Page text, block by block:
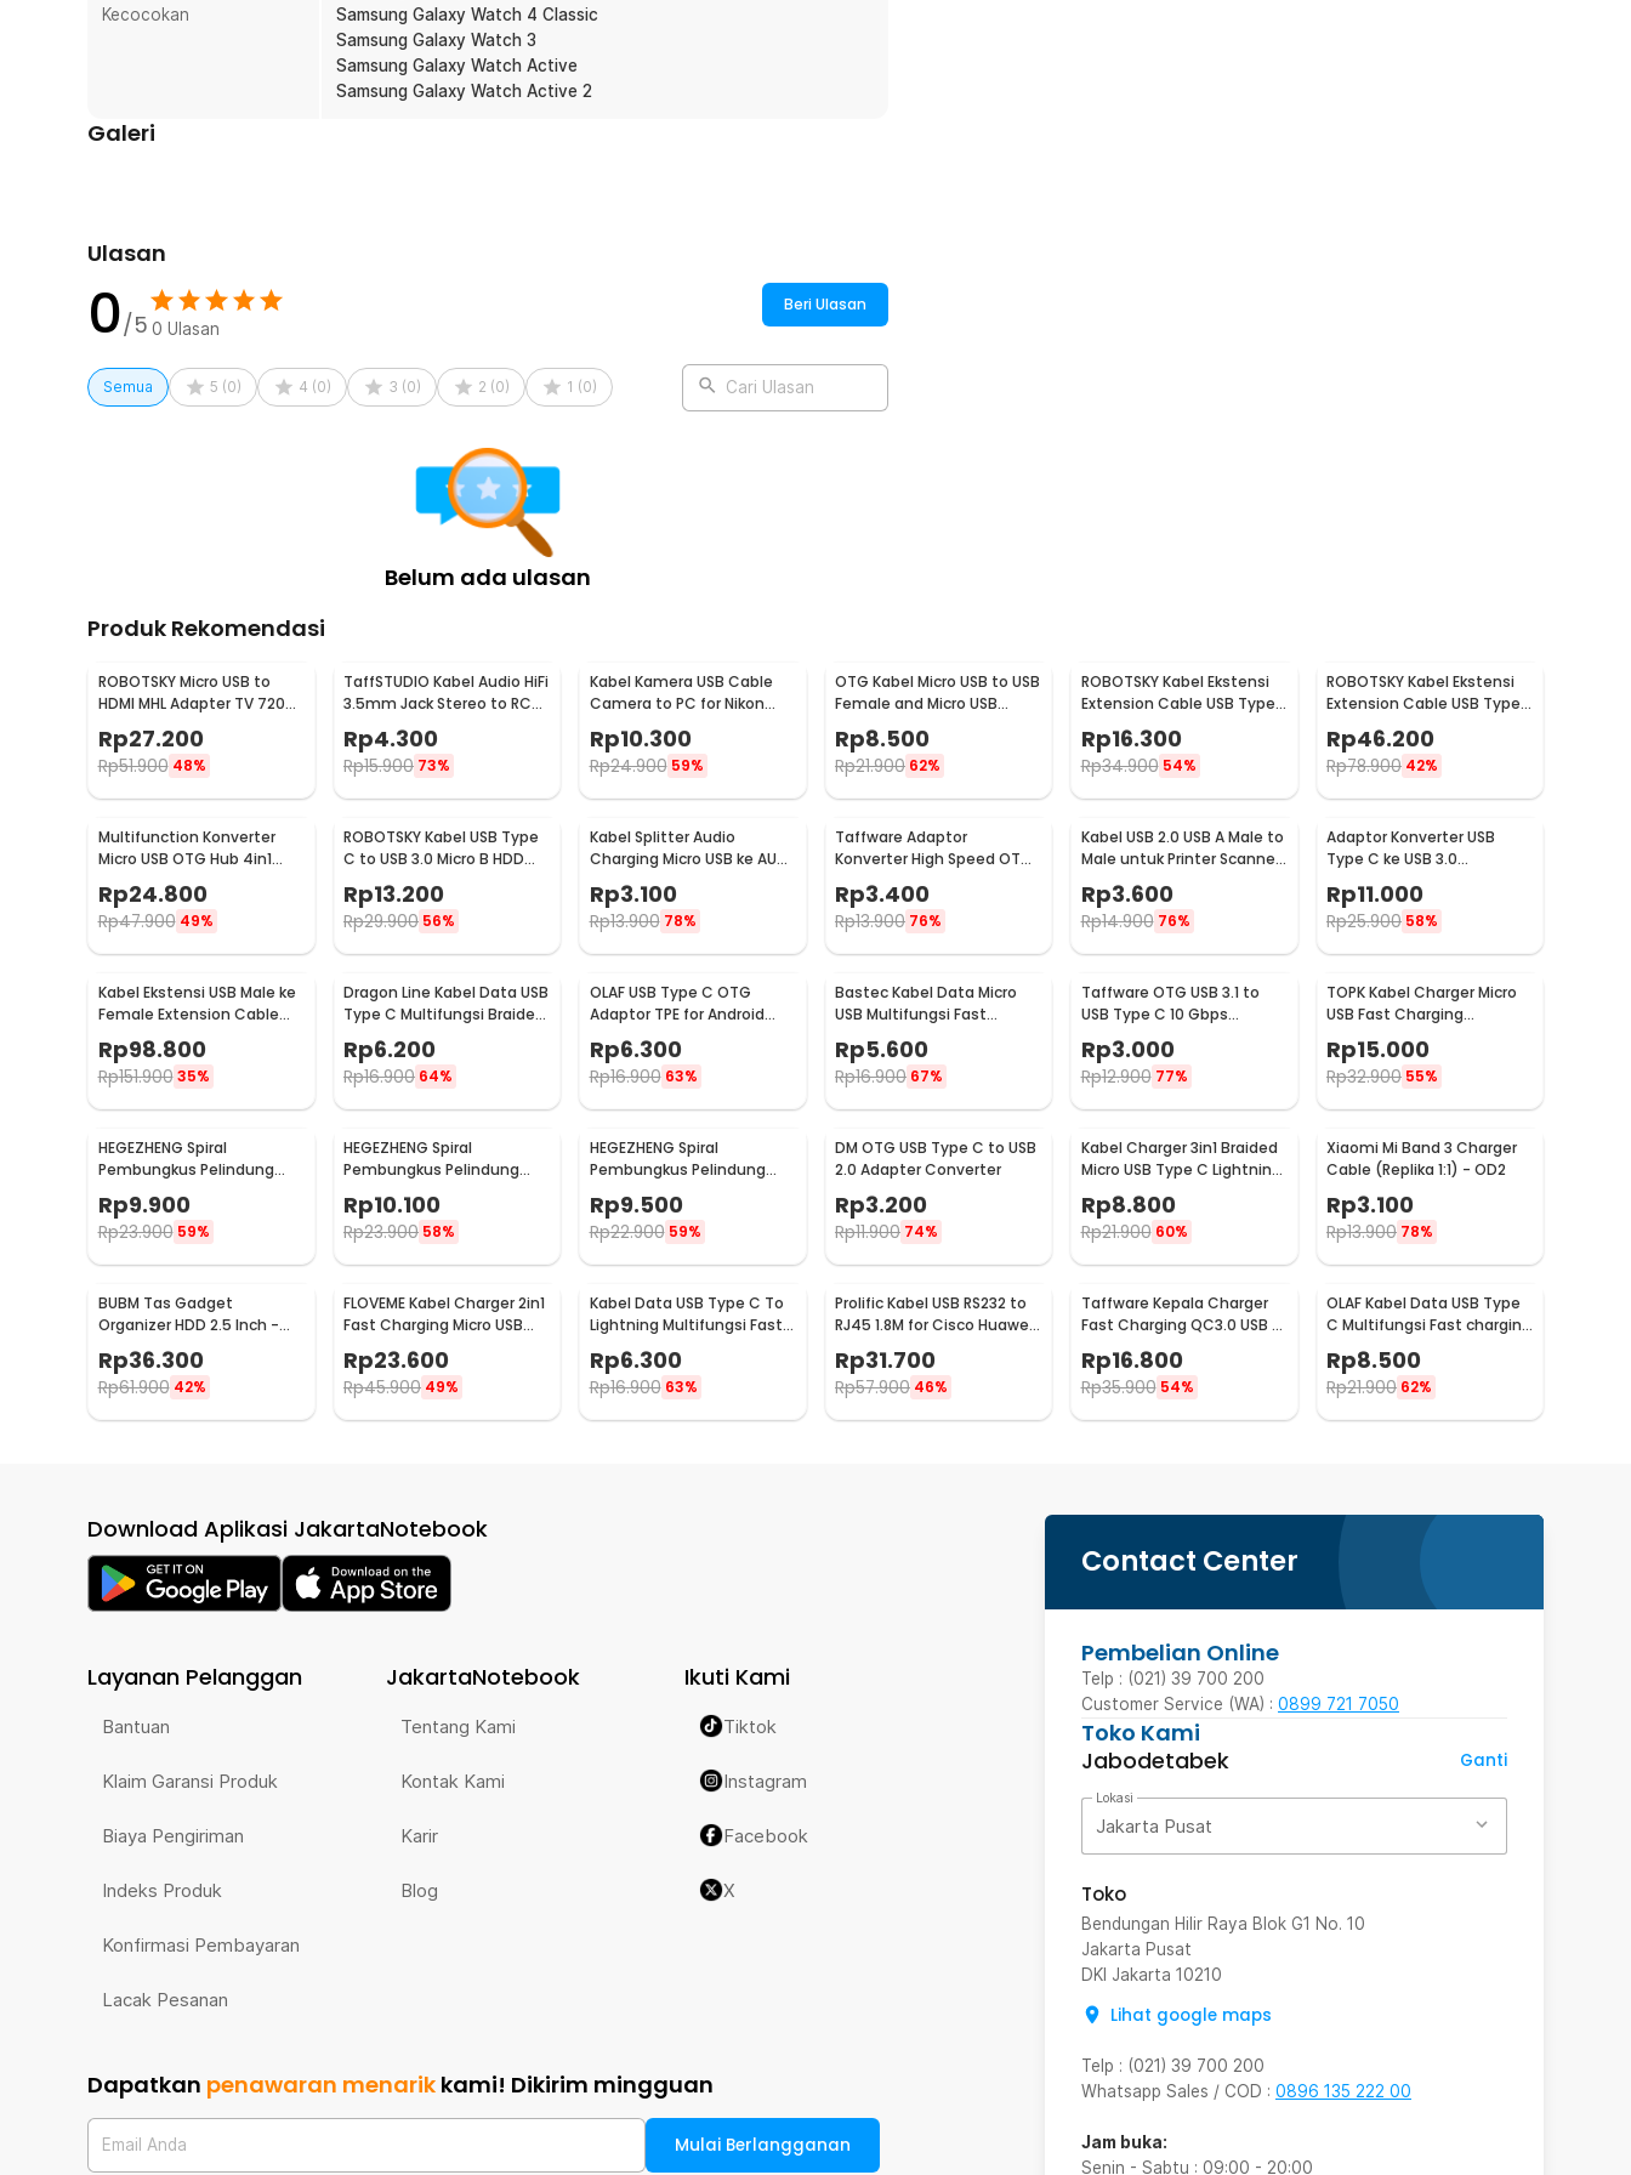
1 x SPENIX Charger Smartwatch Magnetic Wireless USB Samsung Galaxy Watch - YS7
Kecocokan
Samsung Galaxy Watch 4 Classic
Samsung Galaxy Watch 3
Samsung Galaxy Watch Active
Samsung Galaxy Watch Active 2
Galeri
Ulasan
0/5 0 Ulasan
Beri Ulasan
Semua 5 (0) 4 (0) 3 (0) 2 (0) 1 (0) Cari Ulasan
Belum ada ulasan
Produk Rekomendasi
ROBOTSKY Micro USB to
HDMI MHL Adapter TV 720p
Rp27.200
Rp51.900 48%
TaffSTUDIO Kabel Audio HiFi
3.5mm Jack Stereo to RCA
Male AUX TPE A 1M - S-PC-
521
Rp4.300
Rp15.900 73%
Kabel Kamera USB Cable
Camera to PC for Nikon
Coolpix 1.5 M - UC-E6
Rp10.300
Rp24.900 59%
OTG Kabel Micro USB to USB
Female and Micro USB
Female 18cm - A-UOY-02
Rp8.500
Rp21.900 62%
ROBOTSKY Kabel Ekstensi
Extension Cable USB Type
A 3.0 Male ke Female 1.5M -
A27
Rp16.300
Rp34.900 54%
ROBOTSKY Kabel Ekstensi
Extension Cable USB Type
A 3.0 Male ke Female 5M -
A27
Rp46.200
Rp78.900 42%
Multifunction Konverter
Micro USB OTG Hub 4in1
Data Cable & Charge 3 Port
- M3H4
Rp24.800
Rp47.900 49%
ROBOTSKY Kabel USB Type
C to USB 3.0 Micro B HDD
Data Cable 1M - SGC10
Rp13.200
Rp29.900 56%
Kabel Splitter Audio
Charging Micro USB ke AUX
3.5mm + USB Male 50cm -
V835
Rp3.100
Rp13.900 78%
Taffware Adaptor
Konverter High Speed OTG
Micro USB to USB Type C 3.1
- US189
Rp3.400
Rp13.900 76%
Kabel USB 2.0 USB A Male to
Male untuk Printer Scanner
Fax TPE 1M
Rp3.600
Rp14.900 76%
Adaptor Konverter USB
Type C ke USB 3.0
5Gbps - AG975
Rp11.000
Rp25.900 58%
Kabel Ekstensi USB Male ke
Female Extension Cable
Active Repeater 18.4M -
C380
Rp98.800
Rp151.900 35%
Dragon Line Kabel Data USB
Type C Multifungsi Braided
480Mbps 30cm - AV140
Rp6.200
Rp16.900 64%
OLAF USB Type C OTG
Adaptor TPE for Android
Smartphone - PJ1658-01
Rp6.300
Rp16.900 63%
Bastec Kabel Data Micro
USB Multifungsi Fast
Charging Braided 100cm -
BN100
Rp5.600
Rp16.900 67%
Taffware OTG USB 3.1 to
USB Type C 10 Gbps
Adapter Converter - A2
Rp3.000
Rp12.900 77%
TOPK Kabel Charger Micro
USB Fast Charging
1M - CS1711
Rp15.000
Rp32.900 55%
HEGEZHENG Spiral
Pembungkus Pelindung
Organizer 6mmx14M - HPS-
60
Rp9.900
Rp23.900 59%
HEGEZHENG Spiral
Pembungkus Pelindung
Organizer 10mmx8M - HPS-
60
Rp10.100
Rp23.900 58%
HEGEZHENG Spiral
Pembungkus Pelindung
Organizer 14mmx4.5M -
HPS-60
Rp9.500
Rp22.900 59%
DM OTG USB Type C to USB
2.0 Adapter Converter
Rp3.200
Rp11.900 74%
Kabel Charger 3in1 Braided
Micro USB Type C Lightning
3A 1.2M - US186
Rp8.800
Rp21.900 60%
Xiaomi Mi Band 3 Charger
Cable (Replika 1:1) - OD2
Rp3.100
Rp13.900 78%
BUBM Tas Gadget
Organizer HDD 2.5 Inch -
QSD-MYB(ORIGINAL)
Rp36.300
Rp61.900 42%
FLOVEME Kabel Charger 2in1
Fast Charging Micro USB
Type C 14W 1.2M - B00626
Rp23.600
Rp45.900 49%
Kabel Data USB Type C To
Lightning Multifungsi Fast
Charging 5V 2A 1M - 1636
Rp6.300
Rp16.900 63%
Prolific Kabel USB RS232 to
RJ45 1.8M for Cisco Huawei
Server Router - PL2303RA
Rp31.700
Rp57.900 46%
Taffware Kepala Charger
Fast Charging QC3.0 USB A
EU Plug 3A 18W - TE-007
Rp16.800
Rp35.900 54%
OLAF Kabel Data USB Type
C Multifungsi Fast charging
L Shape 5A 1M - OL01
Rp8.500
Rp21.900 62%
Contact Center
Pembelian Online
Telp : (021) 39 700 200
Customer Service (WA) : 0899 721 7050
Toko Kami
Jabodetabek
Ganti
Lokasi
Jakarta Pusat
Toko
Bendungan Hilir Raya Blok G1 No. 10
Jakarta Pusat
DKI Jakarta 10210
Lihat google maps
Telp : (021) 39 700 200
Whatsapp Sales / COD : 0896 135 222 00
Jam buka:
Senin - Sabtu : 09:00 - 20:00
Download Aplikasi JakartaNotebook
Layanan Pelanggan
Bantuan
Klaim Garansi Produk
Biaya Pengiriman
Indeks Produk
Konfirmasi Pembayaran
Lacak Pesanan
JakartaNotebook
Tentang Kami
Kontak Kami
Karir
Blog
Ikuti Kami
Tiktok
Instagram
Facebook
X
Dapatkan penawaran menarik kami! Dikirim mingguan
Email Anda Mulai Berlangganan